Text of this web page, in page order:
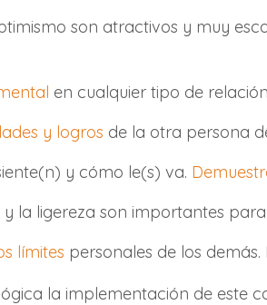
son atractivos y muy
en cualquier tipo de
y logros de la otra persona
y cómo le(s) va.
y la ligereza son importantes
límites personales de los
la implementación de este